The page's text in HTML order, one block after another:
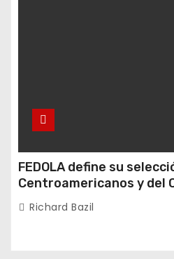
FEDOLA define su
Centroamericanos y del
Domingo 2026
Richard Bazil